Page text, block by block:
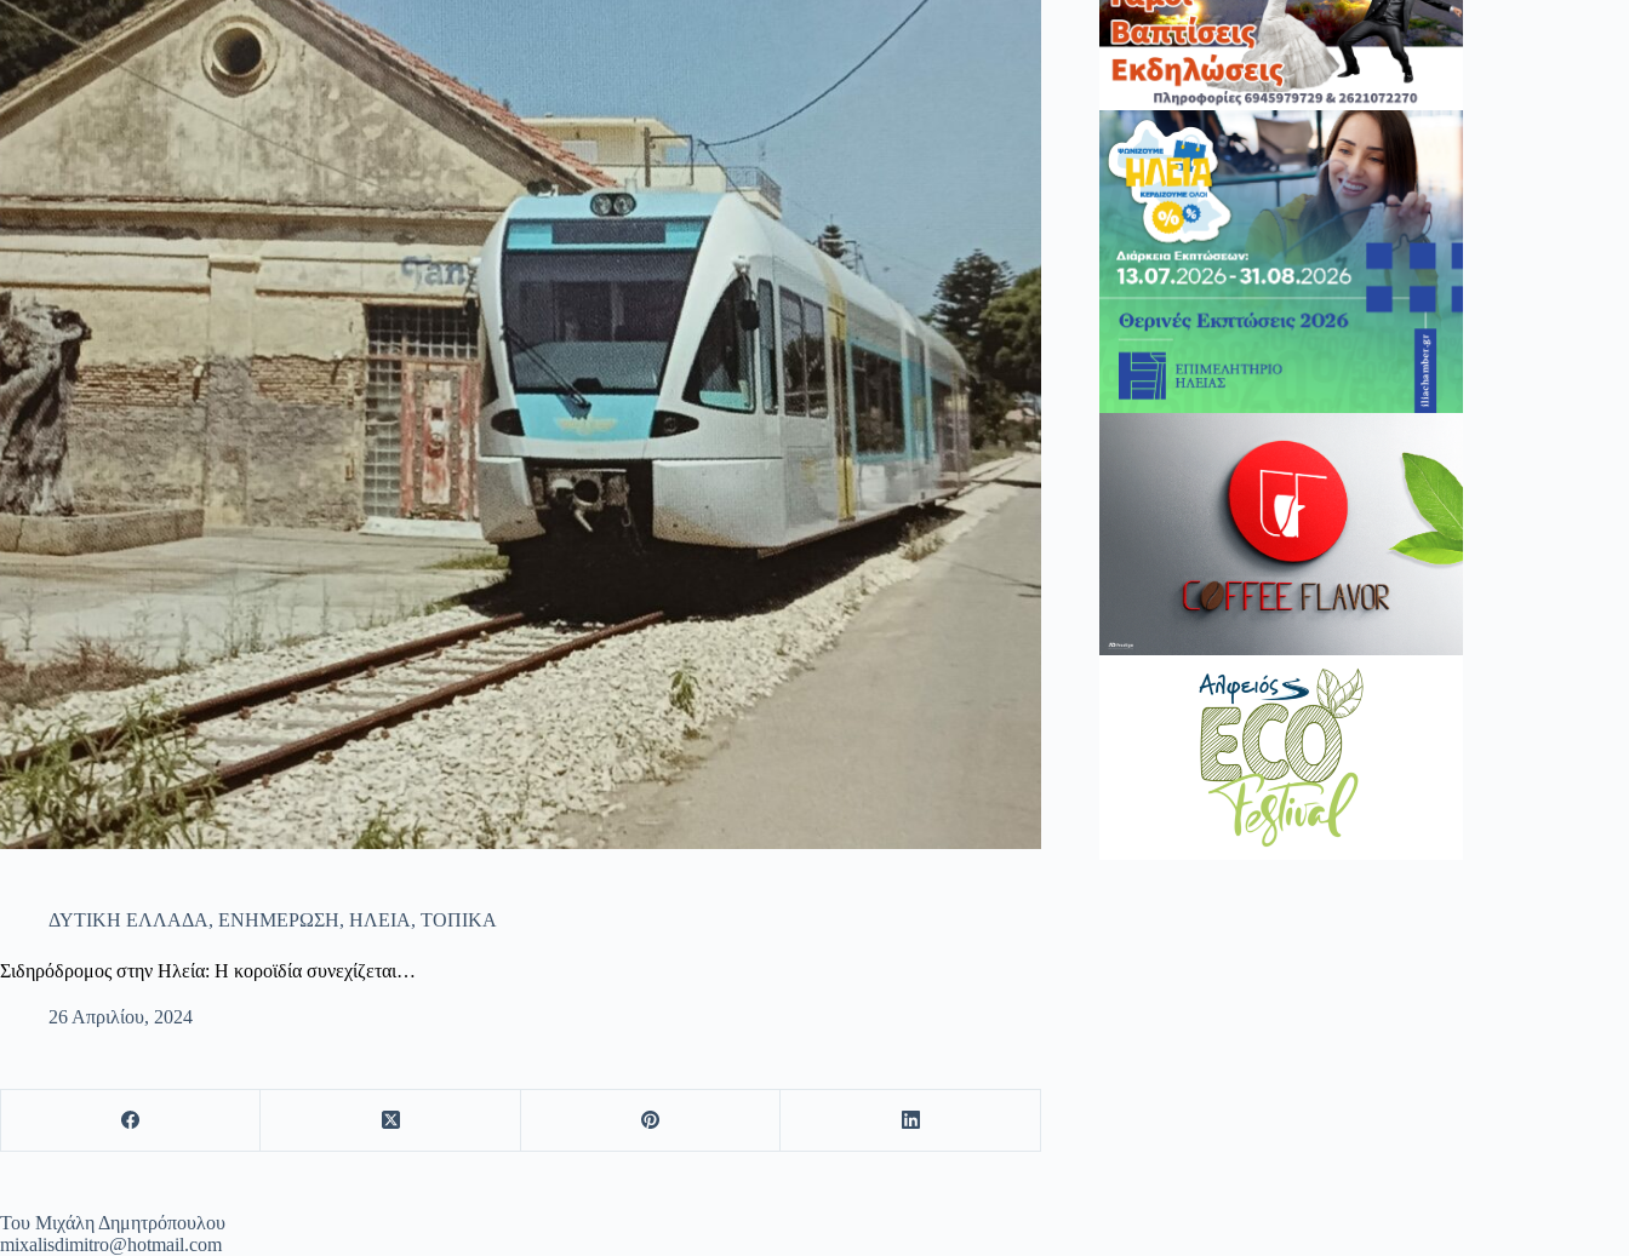
ΔΥΤΙΚΗ ΕΛΛΑΔΑ, ΕΝΗΜΕΡΩΣΗ, ΗΛΕΙΑ, ΤΟΠΙΚΑ
Σιδηρόδρομος στην Ηλεία: Η κοροϊδία συνεχίζεται…
26 Απριλίου, 2024
Του Μιχάλη Δημητρόπουλου
mixalisdimitro@hotmail.com